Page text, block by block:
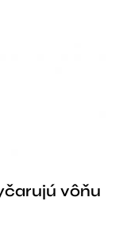
vôňu